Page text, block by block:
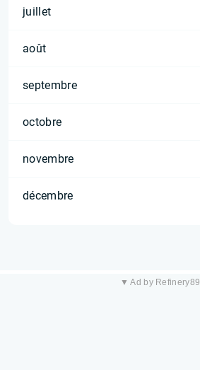
juillet
août
septembre
octobre
novembre
décembre
▼ Ad by Refinery89